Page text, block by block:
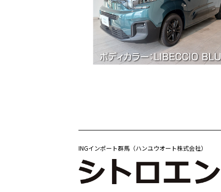
INGインポート群馬（ハンユウオート株式会社）